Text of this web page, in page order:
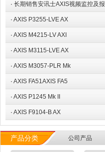
· 长期销售安讯士AXIS视频监控及报
· AXIS P3255-LVE AX
· AXIS M4215-LV AXI
· AXIS M3115-LVE AX
· AXIS M3057-PLR Mk
· AXIS FA51AXIS FA5
· AXIS P1245 Mk II
· ​AXIS F9104-B AX
产品分类 公司产品